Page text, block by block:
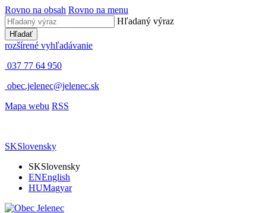
Rovno na obsah Rovno na menu
Hľadaný výraz
Hľadať
rozšírené vyhľadávanie
037 77 64 950
obec.jelenec@jelenec.sk
Mapa webu RSS
SKSlovensky
SKSlovensky
ENEnglish
HUMagyar